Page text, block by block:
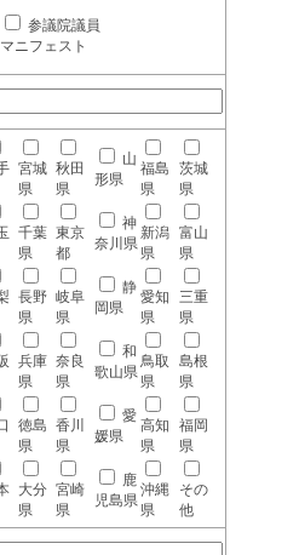
参議院議員
マニフェスト
宮城
県
秋田
県
山
形県
福島
県
茨城
県
千葉
県
東京
都
神
奈川県
新潟
県
富山
県
長野
県
岐阜
県
静
岡県
愛知
県
三重
県
兵庫
県
奈良
県
和
歌山県
鳥取
県
島根
県
徳島
県
香川
県
愛
媛県
高知
県
福岡
県
大分
県
宮崎
県
鹿
児島県
沖縄
県
その
他